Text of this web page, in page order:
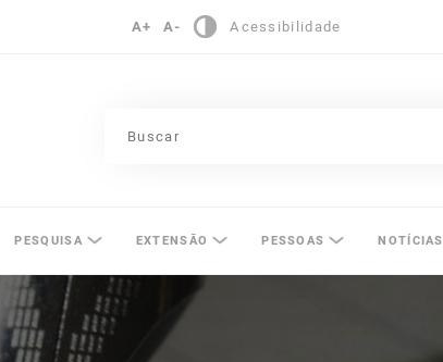
A+ A- Acessibilidade
PESQUISA EXTENSÃO PESSOAS NOTÍCIAS